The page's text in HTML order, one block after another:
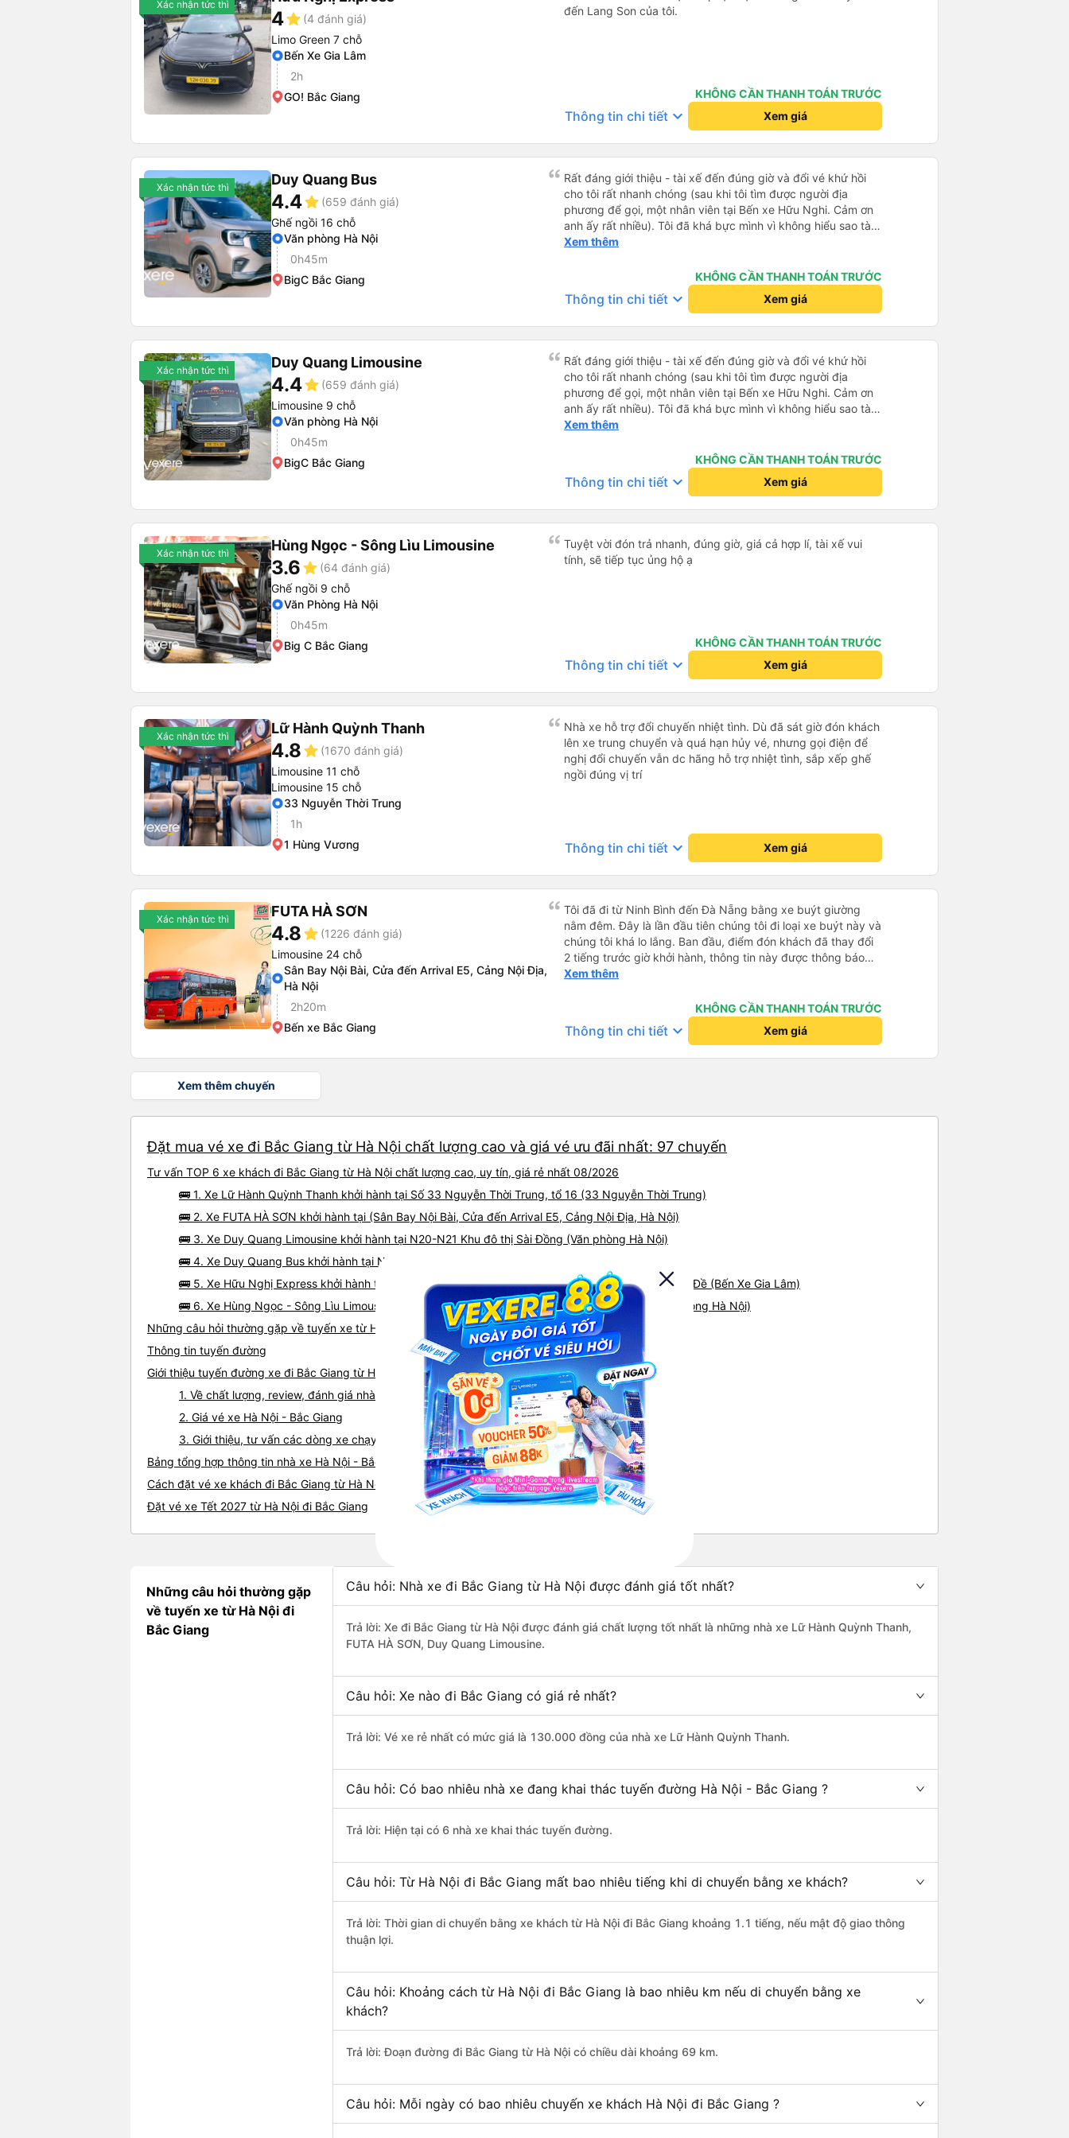
Xác nhận tức thì
4star (4 đánh giá)
Limo Green 7 chỗ
Bến Xe Gia Lâm
2h
GO! Bắc Giang
đến Lang Son của tôi.
KHÔNG CẦN THANH TOÁN TRƯỚC
Thông tin chi tiết keyboard_arrow_down Xem giá
Xác nhận tức thì Duy Quang Bus
4.4star (659 đánh giá)
Ghế ngồi 16 chỗ
Văn phòng Hà Nội
0h45m
BigC Bắc Giang
Rất đáng giới thiệu - tài xế đến đúng giờ và đổi vé khứ hồi
cho tôi rất nhanh chóng (sau khi tôi tìm được người địa
phương để gọi, một nhân viên tại Bến xe Hữu Nghi. Cảm ơn
anh ấy rất nhiều). Tôi đã khá bực mình vì không hiểu sao tài
xế không đến đón tôi về Hà Nội, cuối cùng được biết là tôi
trong vòng một giờ và tôi chỉ trả thêm tiền nâng cấp lên xe
limousine, vì đó là loại xe minivan đã được đặt trước. Bài học
rút ra - hãy kiểm tra kỹ trước khi đặt vé, tốt nhất là khi bạn
Xem thêm
KHÔNG CẦN THANH TOÁN TRƯỚC
Thông tin chi tiết keyboard_arrow_down Xem giá
Xác nhận tức thì Duy Quang Limousine
4.4star (659 đánh giá)
Limousine 9 chỗ
Văn phòng Hà Nội
0h45m
BigC Bắc Giang
Rất đáng giới thiệu - tài xế đến đúng giờ và đổi vé khứ hồi
cho tôi rất nhanh chóng (sau khi tôi tìm được người địa
phương để gọi, một nhân viên tại Bến xe Hữu Nghi. Cảm ơn
anh ấy rất nhiều). Tôi đã khá bực mình vì không hiểu sao tài
xế không đến đón tôi về Hà Nội, cuối cùng được biết là tôi
trong vòng một giờ và tôi chỉ trả thêm tiền nâng cấp lên xe
limousine, vì đó là loại xe minivan đã được đặt trước. Bài học
rút ra - hãy kiểm tra kỹ trước khi đặt vé, tốt nhất là khi bạn
Xem thêm
KHÔNG CẦN THANH TOÁN TRƯỚC
Thông tin chi tiết keyboard_arrow_down Xem giá
Xác nhận tức thì Hùng Ngọc - Sông Lìu Limousine
3.6star (64 đánh giá)
Ghế ngồi 9 chỗ
Văn Phòng Hà Nội
0h45m
Big C Bắc Giang
Tuyệt vời đón trả nhanh, đúng giờ, giá cả hợp lí, tài xế vui
tính, sẽ tiếp tục ủng hộ ạ
KHÔNG CẦN THANH TOÁN TRƯỚC
Thông tin chi tiết keyboard_arrow_down Xem giá
Xác nhận tức thì Lữ Hành Quỳnh Thanh
4.8star (1670 đánh giá)
Limousine 11 chỗ
Limousine 15 chỗ
33 Nguyễn Thời Trung
1h
1 Hùng Vương
Nhà xe hỗ trợ đổi chuyến nhiệt tình. Dù đã sát giờ đón khách
lên xe trung chuyển và quá hạn hủy vé, nhưng gọi điện để
nghị đổi chuyến vẫn dc hãng hỗ trợ nhiệt tình, sắp xếp ghế
ngồi đúng vị trí
Thông tin chi tiết keyboard_arrow_down Xem giá
Xác nhận tức thì FUTA HÀ SƠN
4.8star (1226 đánh giá)
Limousine 24 chỗ
Sân Bay Nội Bài, Cửa đến Arrival E5, Cảng Nội Địa,
Hà Nội
2h20m
Bến xe Bắc Giang
Tôi đã đi từ Ninh Bình đến Đà Nẵng bằng xe buýt giường
nằm đêm. Đây là lần đầu tiên chúng tôi đi loại xe buýt này và
chúng tôi khá lo lắng. Ban đầu, điểm đón khách đã thay đổi
2 tiếng trước giờ khởi hành, thông tin này được thông báo
qua email. Chúng tôi đến đúng địa điểm lúc 9 giờ nhưng xe
được phản hồi nhanh chóng, điều này rất đáng trân trọng.
Họ cho chúng tôi biết xe buýt đến muộn 10-15 phút. Khi xe
buýt đến, tài xế đã đến tận nơi giúp đỡ chúng tôi và nhân
hướng dẫn chúng tôi đến xe đưa đón miễn phí đến khách
Xem thêm
KHÔNG CẦN THANH TOÁN TRƯỚC
Thông tin chi tiết keyboard_arrow_down Xem giá
Xem thêm chuyến
Đặt mua vé xe đi Bắc Giang từ Hà Nội chất lượng cao và giá vé ưu đãi nhất: 97 chuyến
Tư vấn TOP 6 xe khách đi Bắc Giang từ Hà Nội chất lượng cao, uy tín, giá rẻ nhất 08/2026
🚌 1. Xe Lữ Hành Quỳnh Thanh khởi hành tại Số 33 Nguyễn Thời Trung, tổ 16 (33 Nguyễn Thời Trung)
🚌 2. Xe FUTA HÀ SƠN khởi hành tại (Sân Bay Nội Bài, Cửa đến Arrival E5, Cảng Nội Địa, Hà Nội)
🚌 3. Xe Duy Quang Limousine khởi hành tại N20-N21 Khu đô thị Sài Đồng (Văn phòng Hà Nội)
🚌 4. Xe Duy Quang Bus khởi hành tại N20-N21 Khu đô thị Sài Đồng (Văn phòng Hà Nội)
🚌 5. Xe Hữu Nghị Express khởi hành tại Phòng chờ Hải Âu, số 9 đường Ngô Gia Khảm, phường Bồ Đề (Bến Xe Gia Lâm)
🚌 6. Xe Hùng Ngọc - Sông Lìu Limousine khởi hành tại 42 Nguyễn Thời Trung, Thạch Bàn (Văn Phòng Hà Nội)
Những câu hỏi thường gặp về tuyến xe từ Hà Nội đi Bắc Giang
Thông tin tuyến đường
Giới thiệu tuyến đường xe đi Bắc Giang từ Hà Nội
1. Về chất lượng, review, đánh giá nhà xe Hà Nội Bắc Giang
2. Giá vé xe Hà Nội - Bắc Giang
3. Giới thiệu, tư vấn các dòng xe chạy tuyến đường Hà Nội đi Bắc Giang
Bảng tổng hợp thông tin nhà xe Hà Nội - Bắc Giang
Cách đặt vé xe khách đi Bắc Giang từ Hà Nội nhanh và uy tín nhất
Đặt vé xe Tết 2027 từ Hà Nội đi Bắc Giang
Những câu hỏi thường gặp
về tuyến xe từ Hà Nội đi
Bắc Giang
Câu hỏi: Nhà xe đi Bắc Giang từ Hà Nội được đánh giá tốt nhất?
Trả lời: Xe đi Bắc Giang từ Hà Nội được đánh giá chất lượng tốt nhất là những nhà xe Lữ Hành Quỳnh Thanh,
FUTA HÀ SƠN, Duy Quang Limousine.
Câu hỏi: Xe nào đi Bắc Giang có giá rẻ nhất?
Trả lời: Vé xe rẻ nhất có mức giá là 130.000 đồng của nhà xe Lữ Hành Quỳnh Thanh.
Câu hỏi: Có bao nhiêu nhà xe đang khai thác tuyến đường Hà Nội - Bắc Giang ?
Trả lời: Hiện tại có 6 nhà xe khai thác tuyến đường.
Câu hỏi: Từ Hà Nội đi Bắc Giang mất bao nhiêu tiếng khi di chuyển bằng xe khách?
Trả lời: Thời gian di chuyển bằng xe khách từ Hà Nội đi Bắc Giang khoảng 1.1 tiếng, nếu mật độ giao thông
thuận lợi.
Câu hỏi: Khoảng cách từ Hà Nội đi Bắc Giang là bao nhiêu km nếu di chuyển bằng xe
khách?
Trả lời: Đoạn đường đi Bắc Giang từ Hà Nội có chiều dài khoảng 69 km.
Câu hỏi: Mỗi ngày có bao nhiêu chuyến xe khách Hà Nội đi Bắc Giang ?